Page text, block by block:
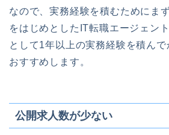
なので、実務経験を積むためにま
をはじめとしたIT転職エージェン
として1年以上の実務経験を積ん
おすすめします。
公開求人数が少ない